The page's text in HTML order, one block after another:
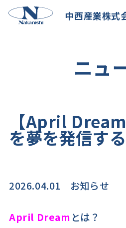
中西産業株式
ニュ
【April
を夢を発信す
2026.04.01 お知らせ
April Dream とは？